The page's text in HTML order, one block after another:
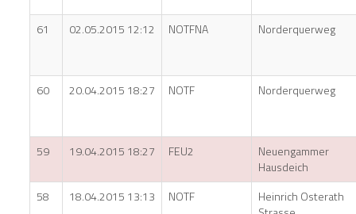
61 02.05.2015 12:12 NOTFNA Norderquerweg
60 20.04.2015 18:27 NOTF Norderquerweg
59 19.04.2015 18:27 FEU2
Neuengammer
Hausdeich
58
18.04.2015 13:13 NOTF
Heinrich Osterath